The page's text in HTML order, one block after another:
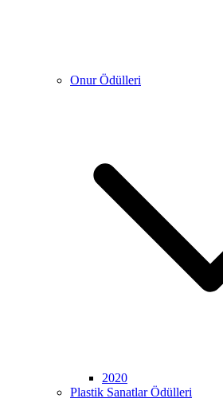
Onur Ödülleri
2020
Plastik Sanatlar Ödülleri